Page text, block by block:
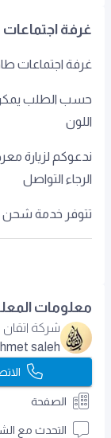
غرفة اجتماعات
غرفة اجتماعات طاولة 180 سم و 6 مقاعد
حسب الطلب يمكن
اللون
ندعوكم لزيارة
الرجاء التواصل
تتوفر خدمة شحن
معلومات
شركة اتقان
saleh
الصفحة
التحدث مع